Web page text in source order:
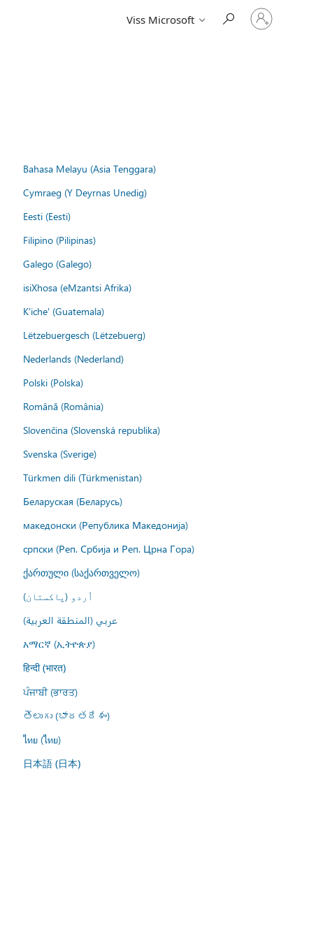
Viss Microsoft
Pierakstieties
savā
kontā
Bahasa Melayu (Asia Tenggara)
Cymraeg (Y Deyrnas Unedig)
Eesti (Eesti)
Filipino (Pilipinas)
Galego (Galego)
isiXhosa (eMzantsi Afrika)
K'iche' (Guatemala)
Lëtzebuergesch (Lëtzebuerg)
Nederlands (Nederland)
Polski (Polska)
Română (România)
Slovenčina (Slovenská republika)
Svenska (Sverige)
Türkmen dili (Türkmenistan)
Беларуская (Беларусь)
македонски (Република Македонија)
српски (Реп. Србија и Реп. Црна Гора)
ქართული (საქართველო)
اُردو (پاکستان)
عربي (المنطقة العربية)
አማርኛ (ኢትዮጵያ)
हिन्दी (भारत)
ਪੰਜਾਬੀ (ਭਾਰਤ)
తెలుగు (భారతదేశం)
ไทย (ไทย)
日本語 (日本)